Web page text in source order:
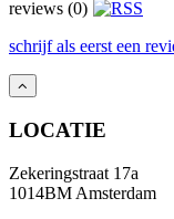
reviews (0)
schrijf als eerst een
LOCATIE
Zekeringstraat 17a
1014BM Amsterdam